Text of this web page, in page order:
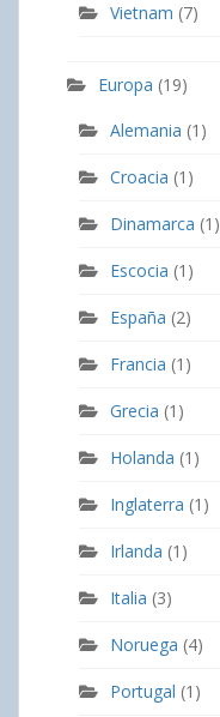
Vietnam (7)
Europa (19)
Alemania (1)
Croacia (1)
Dinamarca (1)
Escocia (1)
España (2)
Francia (1)
Grecia (1)
Holanda (1)
Inglaterra (1)
Irlanda (1)
Italia (3)
Noruega (4)
Portugal (1)